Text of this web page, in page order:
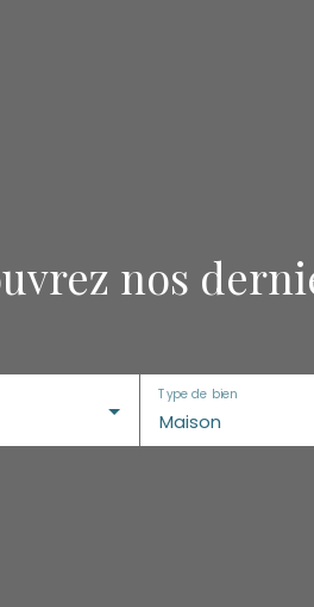
nos
Maison
Type de bien